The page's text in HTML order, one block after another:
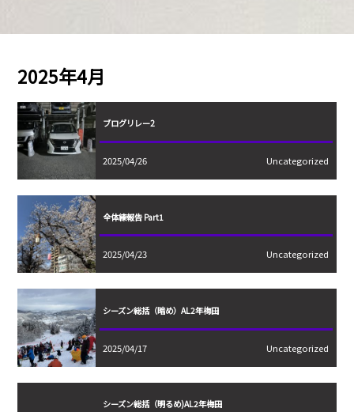
2025年4月
ブログリレー2
2025/04/26 Uncategorized
全体練報告 Part1
2025/04/23 Uncategorized
シーズン総括（暗め）AL2年梅田
2025/04/17 Uncategorized
シーズン総括（明るめ)AL2年梅田